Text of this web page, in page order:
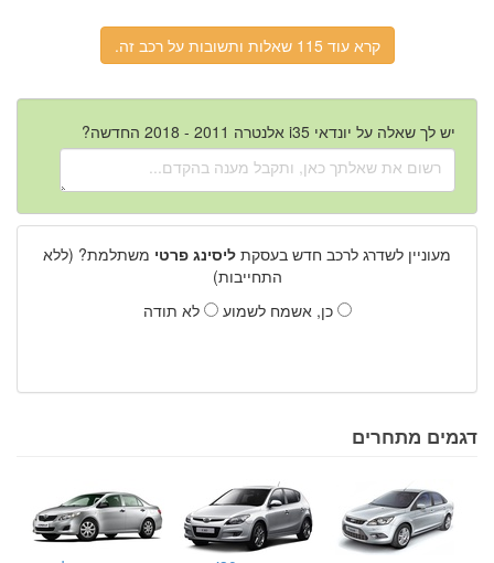
קרא עוד 115 שאלות ותשובות על רכב זה.
יש לך שאלה על יונדאי i35 אלנטרה 2011 - 2018 החדשה?
מעוניין לשדרג לרכב חדש בעסקת ליסינג פרטי משתלמת? (ללא
התחייבות)
כן, אשמח לשמוע
לא תודה
דגמים מתחרים